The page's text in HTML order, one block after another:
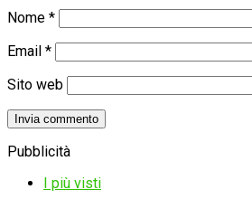
Nome *
Email *
Sito web
Pubblicità
I più visti